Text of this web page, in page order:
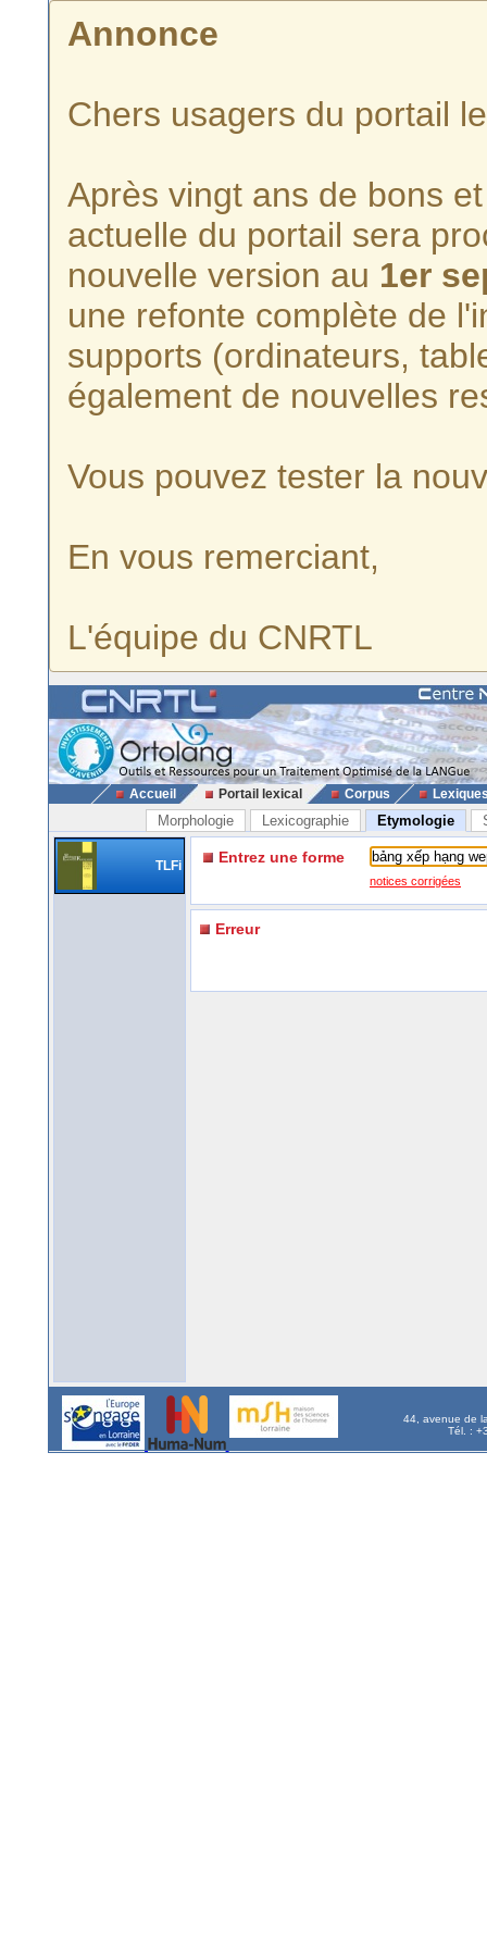
Annonce
Chers usagers du portail
Après vingt ans de bons
actuelle du portail sera
nouvelle version au 1er
une refonte complète de
supports (ordinateurs,
également de nouvelles
Vous pouvez tester la
En vous remerciant,
L'équipe du CNRTL
Accueil Portail lexical Corpus
Morphologie Lexicographie Etymologie
TLFi Entrez une forme
notices corrigées
Erreur
44, avenue de
Tél. :